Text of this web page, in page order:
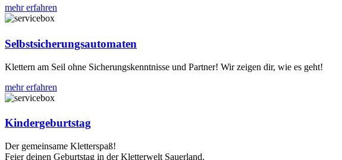
mehr erfahren
Selbstsicherungsautomaten
Klettern am Seil ohne Sicherungskenntnisse und Partner! Wir zeigen dir, wie es geht!
mehr erfahren
Kindergeburtstag
Der gemeinsame Kletterspaß!
Feier deinen Geburtstag in der Kletterwelt Sauerland.